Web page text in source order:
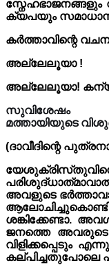
സ്നേഹഭാജനങ്ങളും
ക്യപയും
കർത്താവിന്റെ
അല്ലേലൂയാ !
അല്ലേലൂയാ!
സുവിശേഷം
മത്തായിയുടെ
(ദാവീദിന്റെ
അവളുടെ
ശങ്കിക്കേണ്ടാ.
ജനത്തെ അവരുടെ
വിളിക്കപ്പെടും
കല്‌പിച്ചതുപോലെ